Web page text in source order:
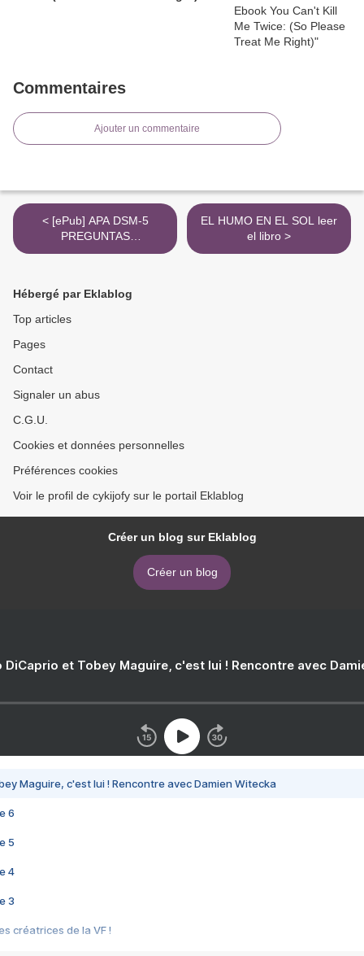
Commentaires
Ajouter un commentaire
< [ePub] APA DSM-5
PREGUNTAS
AUTOEVALUACION
descargar gratis
EL HUMO EN EL SOL leer
el libro >
Hébergé par Eklablog
Top articles
Pages
Contact
Signaler un abus
C.G.U.
Cookies et données personnelles
Préférences cookies
Voir le profil de cykijofy sur le portail Eklablog
Créer un blog sur Eklablog
Créer un blog
DiCaprio et Tobey Maguire, c'est lui ! Rencontre avec
Maguire, c'est lui ! Rencontre avec Damien Witecka
6
5
4
3
créatrices de la VF !